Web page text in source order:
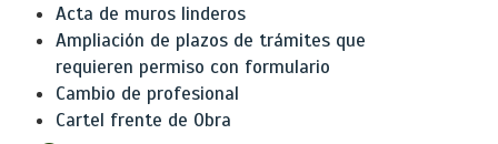
Acta de muros linderos
Ampliación de plazos de trámites que
requieren permiso con formulario
Cambio de profesional
Cartel frente de Obra